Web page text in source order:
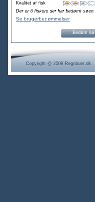
Kvalitet af fisk
Der er 6 fiskere der har bedømt søen.
Se brugerbedømmelser
Bedøm sø
Copyright @ 2009 Regnbuer.dk